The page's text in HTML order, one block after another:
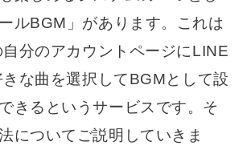
ルBGM」があります。これは
分のアカウントページにLINE
な曲を選択してBGMとして設
きるというサービスです。そ
についてご説明していきま